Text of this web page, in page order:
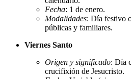
Fecha: 1 de enero.
Modalidades: Día festivo
públicas y familiares.
Viernes Santo
Origen y significado: Día
crucifixión de Jesucristo.